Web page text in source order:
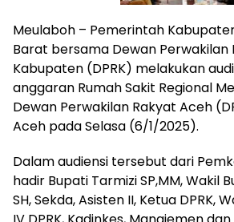
Meulaboh – Pemerintah
Barat bersama Dewan Perwakilan
Kabupaten (DPRK) melakukan
anggaran Rumah Sakit Regional
Dewan Perwakilan Rakyat Aceh
Aceh pada Selasa (6/1/2025).
Dalam audiensi tersebut dari
hadir Bupati Tarmizi SP,MM, Wakil
SH, Sekda, Asisten II, Ketua DPRK,